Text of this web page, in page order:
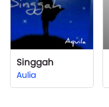
Singgah
Aulia